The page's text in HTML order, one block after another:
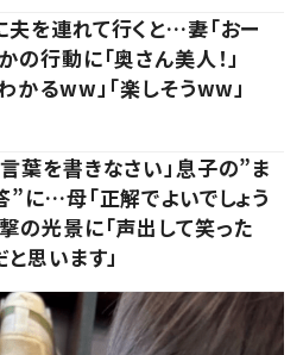
夫を連れて行くと…妻「おー
の行動に「奥さん美人！」
かるww」「楽しそうww」
言葉を書きなさい」息子の”ま
”に…母「正解でよいでしょう
の光景に「声出して笑った
と思います」